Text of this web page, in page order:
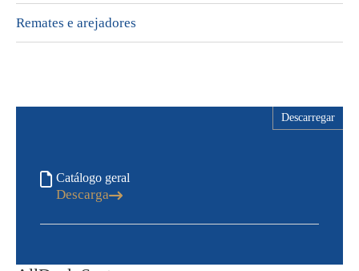
Remates e arejadores
Descarregar
Catálogo geral
Descarga